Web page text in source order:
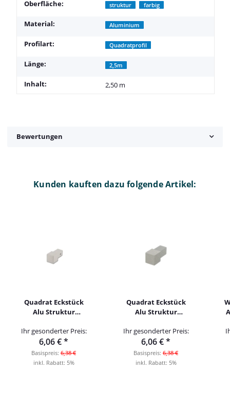
Produkteigenschaft
Wert
Oberfläche: struktur farbig
Material: Aluminium
Profilart: Quadratprofil
Länge: 2,5m
Inhalt: 2,50 m
Bewertungen
Kunden kauften dazu folgende Artikel:
Quadrat Eckstück
Alu Struktur
Ihr gesonderter Preis:
6,06 €*
Basispreis: 6,38 €
inkl. Rabatt: 5%
Quadrat Eckstück
Alu Struktur
10mm
Ihr gesonderter Preis:
6,06 €*
Basispreis: 6,38 €
inkl. Rabatt: 5%